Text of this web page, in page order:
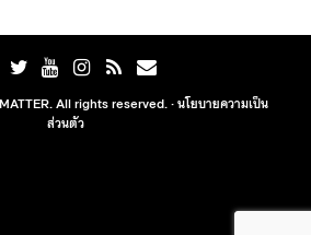
All rights reserved. ·นโยบายความเป็น
ส่วนตัว